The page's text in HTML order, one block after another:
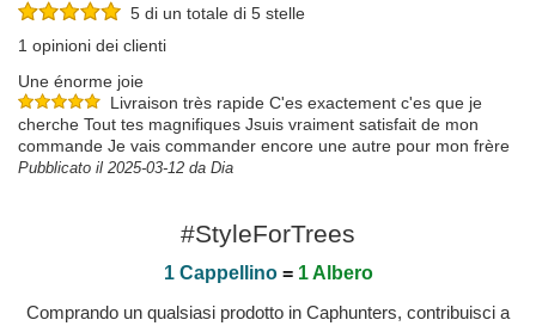
5 di un totale di 5 stelle
1 opinioni dei clienti
Une énorme joie
Livraison très rapide C'es exactement c'es que je
cherche Tout tes magnifiques Jsuis vraiment satisfait de mon
commande Je vais commander encore une autre pour mon frère
Pubblicato il 2025-03-12 da Dia
#StyleForTrees
1 Cappellino= 1 Albero
Comprando un qualsiasi prodotto in Caphunters, contribuisci a